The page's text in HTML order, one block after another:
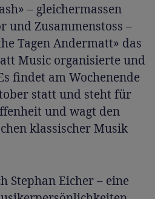
– gleichermassen
und Zusammenstoss –
Tagen Andermatt» das
Music organisierte und
findet am Wochenende
statt und steht für
und wagt den
klassischer Musik
Stephan Eicher – eine